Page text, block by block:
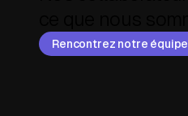
Rencontrez notre équipe